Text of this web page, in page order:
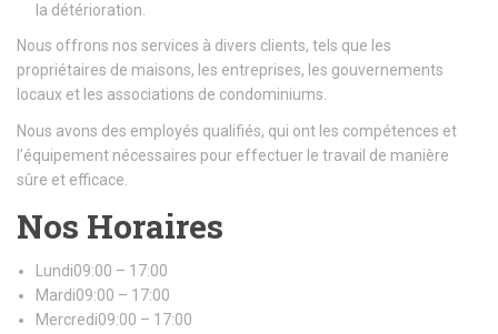
la détérioration.
Nous offrons nos services à divers clients, tels que les
propriétaires de maisons, les entreprises, les gouvernements
locaux et les associations de condominiums.
Nous avons des employés qualifiés, qui ont les compétences et
l’équipement nécessaires pour effectuer le travail de manière
sûre et efficace.
Nos Horaires
Lundi09:00 – 17:00
Mardi09:00 – 17:00
Mercredi09:00 – 17:00